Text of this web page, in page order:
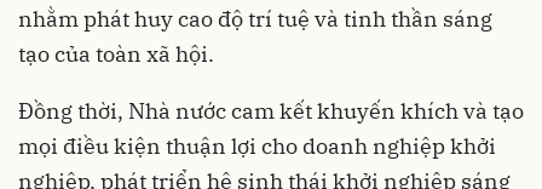
nhằm phát huy cao độ trí tuệ và tinh thần sáng
tạo của toàn xã hội.
Đồng thời, Nhà nước cam kết khuyến khích và tạo
mọi điều kiện thuận lợi cho doanh nghiệp khởi
nghiệp, phát triển hệ sinh thái khởi nghiệp sáng